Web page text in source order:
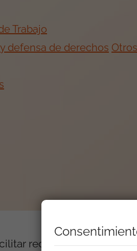
Trabajo
defensa de derechos Otros
recursos útiles para